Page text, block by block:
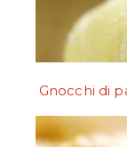
Gnocchi di